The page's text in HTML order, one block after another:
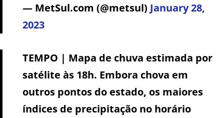
— MetSul.com (@metsul) January 28,
2023
TEMPO | Mapa de chuva estimada por
satélite às 18h. Embora chova em
outros pontos do estado, os maiores
índices de precipitação no horário